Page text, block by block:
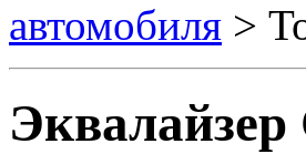
автомобиля >
Эквалайзер